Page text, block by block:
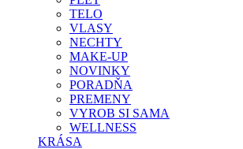
TELO
VLASY
NECHTY
MAKE-UP
NOVINKY
PORADŇA
PREMENY
VYROB SI SAMA
WELLNESS
KRÁSA